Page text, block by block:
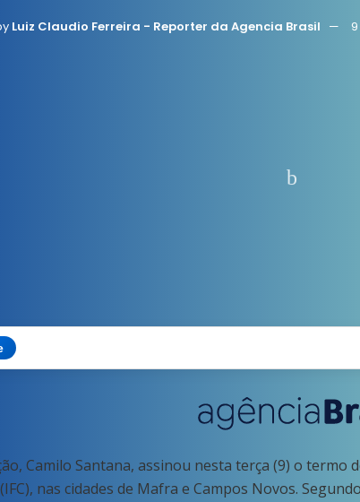
Luiz Claudio Ferreira - Reporter da Agencia Brasil
Camilo Santana, assinou nesta terça (9) o
nas cidades de Mafra e Campos Novos.